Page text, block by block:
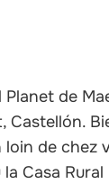
Planet de
Castellón.
de chez
Casa